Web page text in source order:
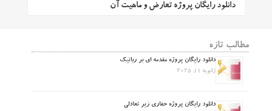
دانلود رایگان پروژه تعارض و ماهیت آن
مطالب تازه
دانلود رایگان پروژه مقدمه ای بر رباتیک
ژانویه 11, 2025
دانلود رایگان پروژه حفاری زیر تعادلی